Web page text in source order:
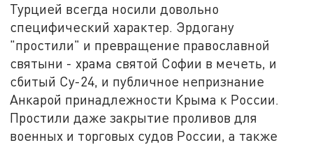
Турцией всегда носили довольно
специфический характер. Эрдогану
"простили" и превращение православной
святыни - храма святой Софии в мечеть, и
сбитый Су-24, и публичное непризнание
Анкарой принадлежности Крыма к России.
Простили даже закрытие проливов для
военных и торговых судов России, а также